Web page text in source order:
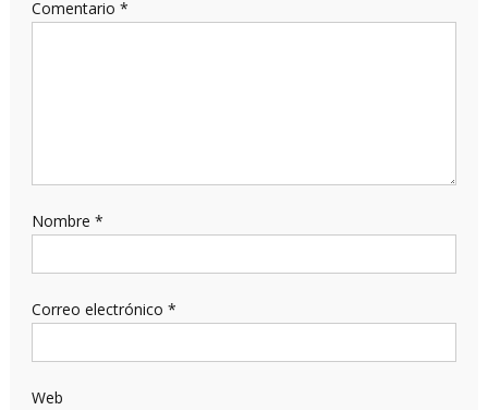
Comentario *
Nombre *
Correo electrónico *
Web